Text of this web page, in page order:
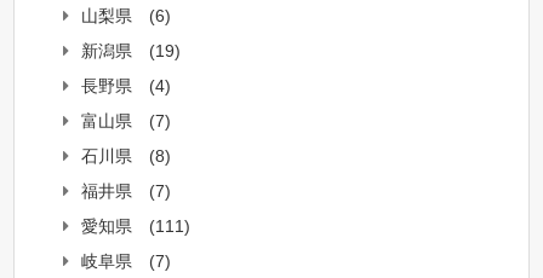
山梨県
(6)
新潟県
(19)
長野県
(4)
富山県
(7)
石川県
(8)
福井県
(7)
愛知県
(111)
岐阜県
(7)